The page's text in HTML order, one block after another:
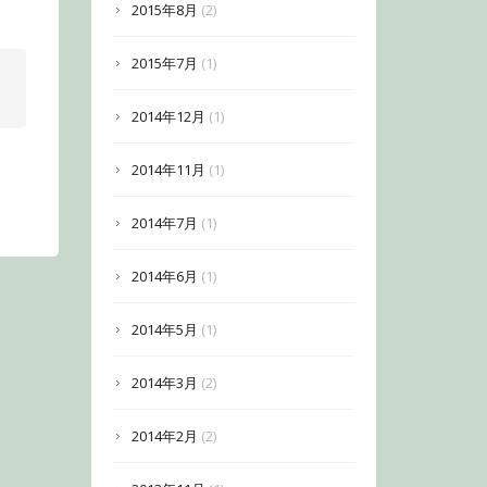
2015年8月 (2)
2015年7月 (1)
2014年12月 (1)
2014年11月 (1)
2014年7月 (1)
2014年6月 (1)
2014年5月 (1)
2014年3月 (2)
2014年2月 (2)